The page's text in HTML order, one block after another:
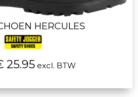
HERCULES
excl. BTW